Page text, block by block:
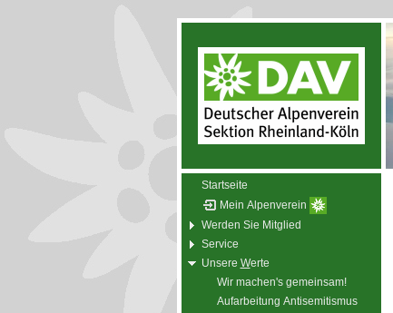
Startseite
Mein Alpenverein
Werden Sie Mitglied
Service
Unsere Werte
Wir machen's gemeinsam!
Aufarbeitung Antisemitismus